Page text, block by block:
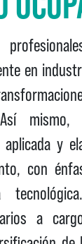
en
mismo,
aplicada y
con
a